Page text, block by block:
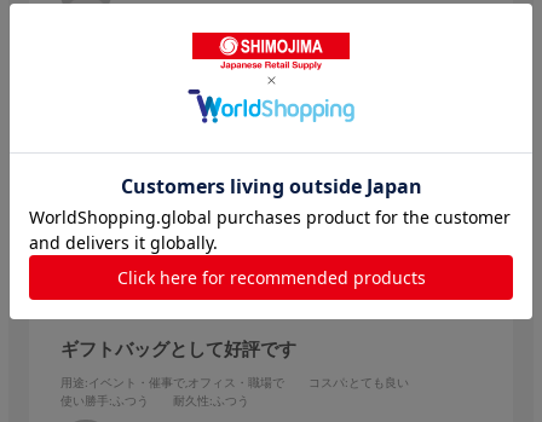
小売業
お店で お買い上げのお客様に 使っています。
大きさも丁度良く とても使いやすいです。
2025.9.16
ギフトバッグとして好評です
用途:イベント・催事で,オフィス・職場で コスパ:とても良い
使い勝手 :ふつう 耐久性:ふつう